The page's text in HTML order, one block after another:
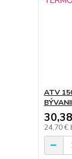
ATV
24,70 €